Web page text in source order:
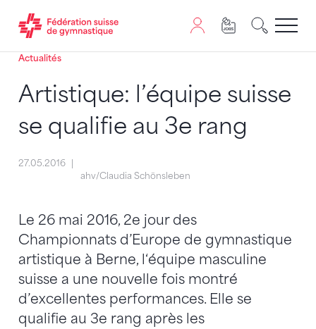
Passer au contenu
Naviguer vers le plan du siten
JavaScript est nécessaire pour naviguer sur ce site.
Actualités
Artistique: l’équipe suisse
se qualifie au 3e rang
27.05.2016
ahv/Claudia Schönsleben
Le 26 mai 2016, 2e jour des
Championnats d’Europe de gymnastique
artistique à Berne, l‘équipe masculine
suisse a une nouvelle fois montré
d’excellentes performances. Elle se
qualifie au 3e rang après les